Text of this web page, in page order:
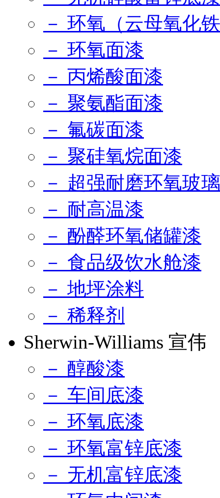
－ 环氧（云母氧化
－ 环氧面漆
－ 丙烯酸面漆
－ 聚氨酯面漆
－ 氟碳面漆
－ 聚硅氧烷面漆
－ 超强耐磨环氧玻
－ 耐高温漆
－ 酚醛环氧储罐漆
－ 食品级饮水舱漆
－ 地坪涂料
－ 稀释剂
Sherwin-Williams 宣伟
－ 醇酸漆
－ 车间底漆
－ 环氧底漆
－ 环氧富锌底漆
－ 无机富锌底漆